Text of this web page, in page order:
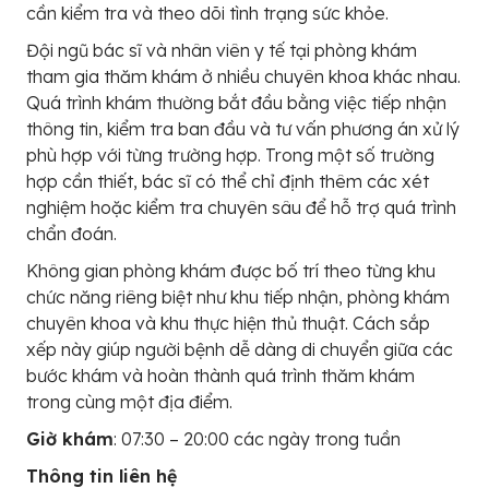
cần kiểm tra và theo dõi tình trạng sức khỏe.
Đội ngũ bác sĩ và nhân viên y tế tại phòng khám
tham gia thăm khám ở nhiều chuyên khoa khác nhau.
Quá trình khám thường bắt đầu bằng việc tiếp nhận
thông tin, kiểm tra ban đầu và tư vấn phương án xử lý
phù hợp với từng trường hợp. Trong một số trường
hợp cần thiết, bác sĩ có thể chỉ định thêm các xét
nghiệm hoặc kiểm tra chuyên sâu để hỗ trợ quá trình
chẩn đoán.
Không gian phòng khám được bố trí theo từng khu
chức năng riêng biệt như khu tiếp nhận, phòng khám
chuyên khoa và khu thực hiện thủ thuật. Cách sắp
xếp này giúp người bệnh dễ dàng di chuyển giữa các
bước khám và hoàn thành quá trình thăm khám
trong cùng một địa điểm.
Giờ khám: 07:30 – 20:00 các ngày trong tuần
Thông tin liên hệ